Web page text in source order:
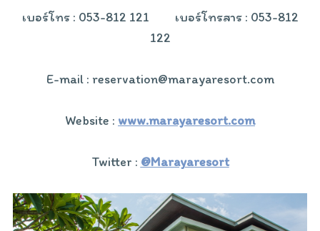
เบอร์โทร : 053-812 121 เบอร์โทรสาร : 053-812
122
E-mail : reservation@marayaresort.com
Website : www.marayaresort.com
Twitter : @Marayaresort